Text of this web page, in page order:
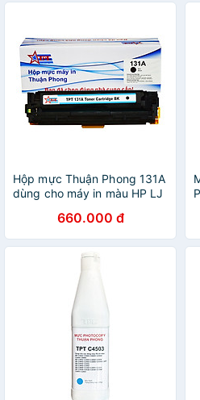
Hộp mực Thuận Phong 131A
dùng cho máy in màu HP LJ
1525/ Canon LBP 5050/
8050 - Hàng Chính Hãng
660.000 đ